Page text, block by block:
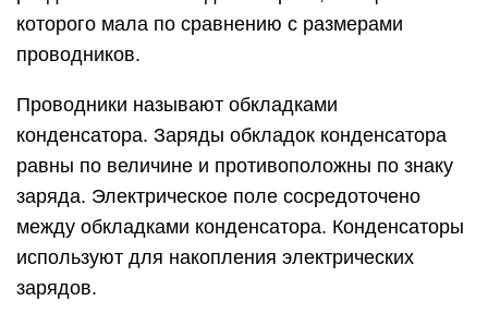
которого мала по сравнению с размерами
проводников.
Проводники называют обкладками
конденсатора. Заряды обкладок конденсатора
равны по величине и противоположны по знаку
заряда. Электрическое поле сосредоточено
между обкладками конденсатора. Конденсаторы
используют для накопления электрических
зарядов.